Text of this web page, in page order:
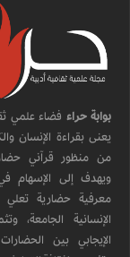
بوابة حراء فضاء علمي
يعنى بقراءة الإنسان
من منظور قرآني
ويهدف إلى الإسهام
معرفية حضارية تعلي
الإنسانية الجامعة،
الإيجابي بين